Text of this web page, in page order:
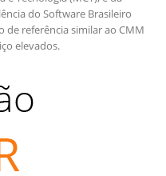
do Software Brasileiro
de referência similar ao CMM
elevados.